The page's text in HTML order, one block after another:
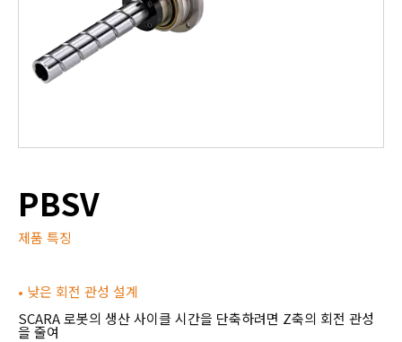
PBSV
제품 특징
• 낮은 회전 관성 설계
SCARA 로봇의 생산 사이클 시간을 단축하려면 Z축의 회전 관성
을 줄여